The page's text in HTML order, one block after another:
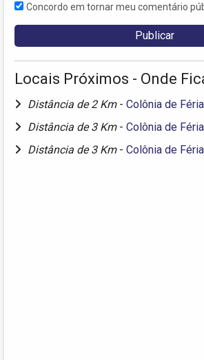
Concordo em tornar meu comentário
Locais Próximos - Onde
Distância de 2 Km - Colônia de
Distância de 3 Km - Colônia de
Distância de 3 Km - Colônia de